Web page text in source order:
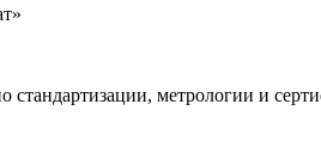
метрологии и